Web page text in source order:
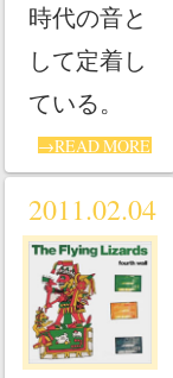
時代の音と
して定着し
ている。
→READ MORE
2011.02.04